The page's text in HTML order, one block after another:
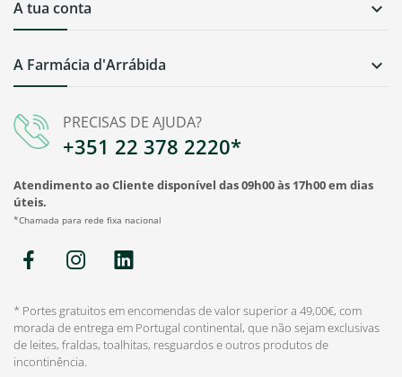
PRECISAS DE AJUDA?
+351 22 378 2220*
Atendimento ao Cliente disponível das 09h00 às 17h00 em dias
úteis.
*Chamada para rede fixa nacional
A Farmácia d'Arrábida 
A tua conta 
* Portes gratuitos em encomendas de valor superior a 49,00€, com
morada de entrega em Portugal continental, que não sejam exclusivas
de leites, fraldas, toalhitas, resguardos e outros produtos de
incontinência.